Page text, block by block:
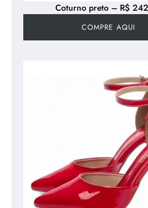
Coturno preto – R$
COMPRE AQUI